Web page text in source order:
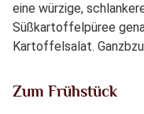
eine würzige,
Süßkartoffelpüree
Kartoffelsalat.
Zum Frühstück